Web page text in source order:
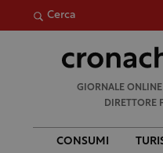
Cerca
GIORNALE
DIRETTORE
CONSUMI